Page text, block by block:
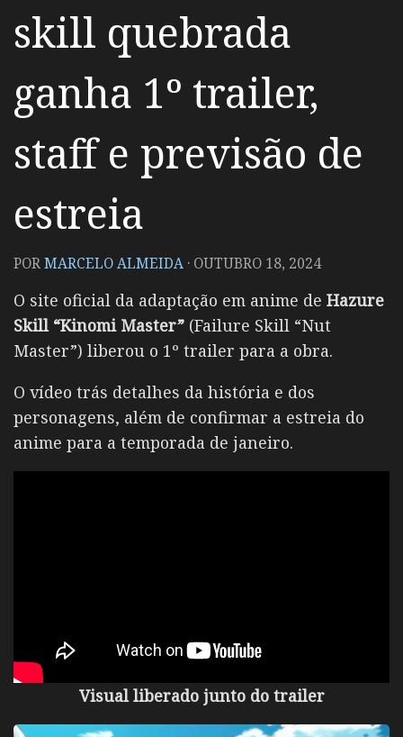
skill quebrada
ganha 1º trailer,
staff e previsão de
estreia
PORMARCELO ALMEIDA · OUTUBRO 18, 2024
O site oficial da adaptação em anime de Hazure
Skill “Kinomi Master” (Failure Skill “Nut
Master”) liberou o 1º trailer para a obra.
O vídeo trás detalhes da história e dos
personagens, além de confirmar a estreia do
anime para a temporada de janeiro.
Visual liberado junto do trailer